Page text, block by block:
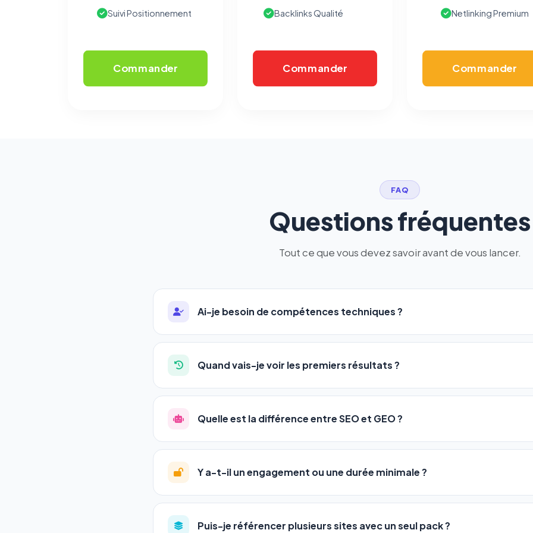
Suivi Positionnement
Commander
Backlinks Qualité
Commander
Netlinking Premium
Commander
FAQ
Questions fréquentes
Tout ce que vous devez savoir avant de vous lancer.
Ai-je besoin de compétences techniques ?
Absolument pas. Notre logiciel a été conçu pour être accessible àtous les profils:
auto-entrepreneurs, PME ou agences. Pas de code, pas de configuration complexe —
l'adresse de votre site, décrivez votre activité, et le logiciel gère tout en automatique
Quand vais-je voir les premiers résultats ?
La plupart de nos utilisateurs observent une amélioration de leur positionnement en4
progression
votre tableau de bord.
Quelle est la différence entre SEO et GEO ?
LeSEO(Search Engine Optimization) vous positionne sur les moteurs classiques :
GEO(Generative Engine Optimization) va plus loin : il fait en sorte que les IA
Gemini et Perplexity
vous citent comme référence dans leurs réponses. Notre
deux simultanément et automatiquement.
Y a-t-il un engagement ou une durée minimale ?
Aucun engagement.Tous nos packs sont résiliables à tout moment, directement
en un clic, ou en nous contactant par téléphone (09 73 89 23 94) ou via le support en
Puis-je référencer plusieurs sites avec un seul pack ?
écrivez àcontact@logicielreferencement.com. Détail :Politique de